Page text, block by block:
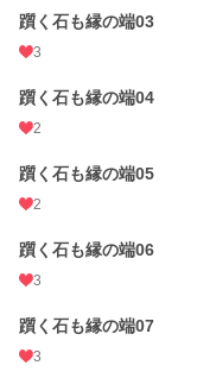
躓く石も縁の端03
3
躓く石も縁の端04
2
躓く石も縁の端05
2
躓く石も縁の端06
3
躓く石も縁の端07
3